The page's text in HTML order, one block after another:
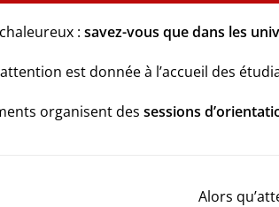
: savez-vous que dans les
est donnée à l’accueil des
organisent des sessions
Alors